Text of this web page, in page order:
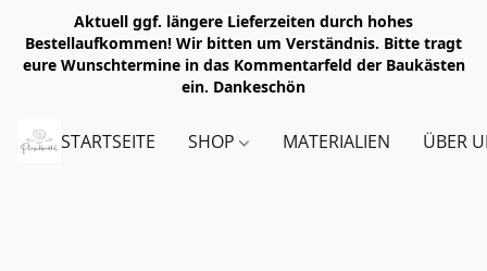
Aktuell ggf. längere Lieferzeiten durch hohes
Bestellaufkommen! Wir bitten um Verständnis. Bitte tragt
eure Wunschtermine in das Kommentarfeld der Baukästen
ein. Dankeschön
STARTSEITE SHOP MATERIALIEN ÜBER